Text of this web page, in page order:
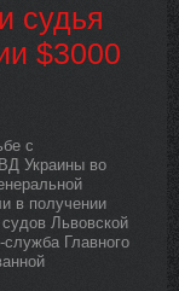
судья
$3000
с
Украины во
в получении
Львовской
Главного